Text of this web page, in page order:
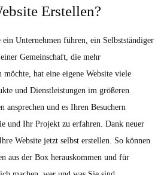
Erstellen?
Unternehmen führen, ein Selbstständiger
Gemeinschaft, die mehr
hat eine eigene Website viele
und Dienstleistungen im größeren
ansprechen und es Ihren Besuchern
und Ihr Projekt zu erfahren. Dank neuer
Website jetzt selbst erstellen. So können
aus der Box herauskommen und für